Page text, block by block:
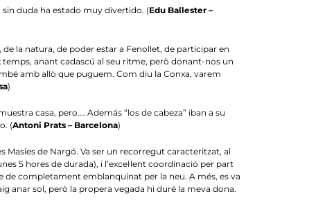
sin duda ha estado muy divertido. (Edu Ballester –
la natura, de poder estar a Fenollet, de participar en
anant cadascú al seu ritme, però donant-nos un
amb allò que puguem. Com diu la Conxa, varem
)
casa, pero…. Además “los de cabeza” iban a su
(Antoni Prats – Barcelona)
Masies de Nargó. Va ser un recorregut caracteritzat, al
5 hores de durada), i l’excel·lent coordinació per part
de completament emblanquinat per la neu. A més, es va
anar sol, però la propera vegada hi duré la meva dona.